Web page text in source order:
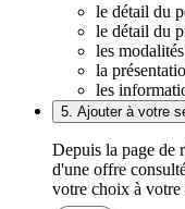
le détail du
le détail du
les
la
les
5. Ajouter à votre
Depuis la page de
d'une offre
votre choix à